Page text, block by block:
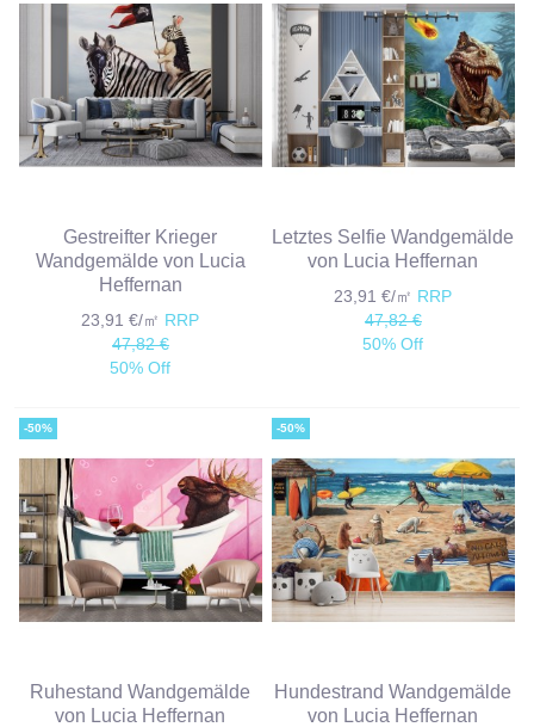
Gestreifter Krieger
Wandgemälde von Lucia
Heffernan
23,91 €/㎡ RRP
47,82 €
50% Off
Letztes Selfie Wandgemälde
von Lucia Heffernan
23,91 €/㎡ RRP
47,82 €
50% Off
-50%
Ruhestand Wandgemälde
von Lucia Heffernan
-50%
Hundestrand Wandgemälde
von Lucia Heffernan